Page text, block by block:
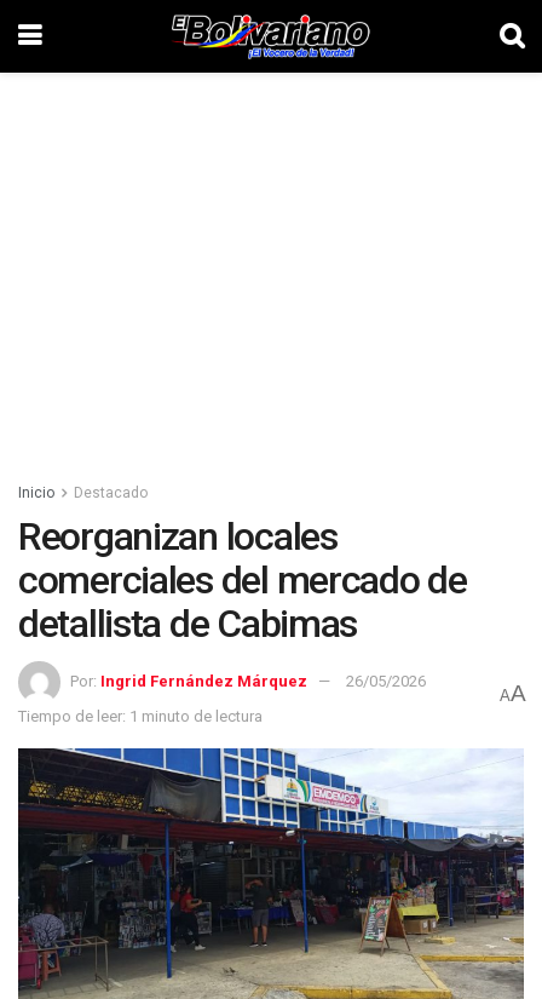
Inicio Destacado
Reorganizan locales
comerciales del mercado de
detallista de Cabimas
Por: Ingrid Fernández Márquez
26/05/2026
Tiempo de leer: 1 minuto de lectura
AA